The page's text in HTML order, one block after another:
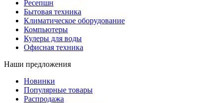
Ресепшн
Бытовая техника
Климатическое оборудование
Компьютеры
Кулеры для воды
Офисная техника
Наши предложения
Новинки
Популярные товары
Распродажа